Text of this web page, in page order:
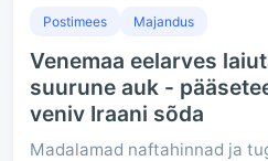
Postimees Majandus
Venemaa eelarves
suurune auk -
veniv Iraani sõda
Madalamad naftahinnad ja